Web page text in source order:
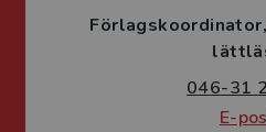
Förlagskoordinator
046-31
E-